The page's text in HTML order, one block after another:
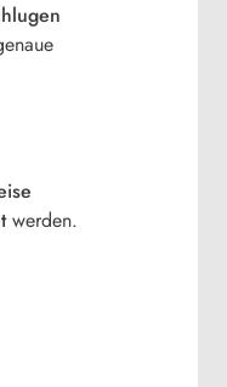
werden.